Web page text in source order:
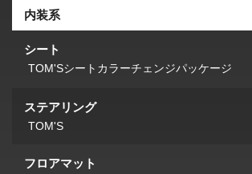
内装系
シート
TOM'Sシートカラーチェンジパッケージ
ステアリング
TOM'S
フロアマット